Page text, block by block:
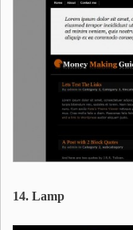
14. Lamp